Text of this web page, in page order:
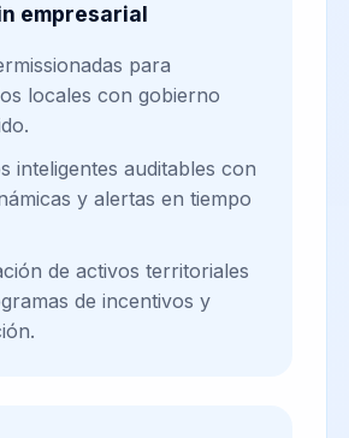
empresarial
para
locales con gobierno
inteligentes auditables con
y alertas en tiempo
de activos territoriales
de incentivos y